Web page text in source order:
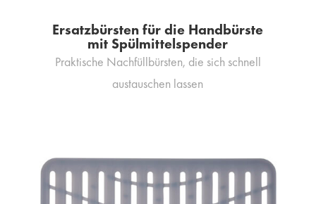
Ersatzbürsten für die Handbürste
mit Spülmittelspender
Praktische Nachfüllbürsten, die sich schnell
austauschen lassen